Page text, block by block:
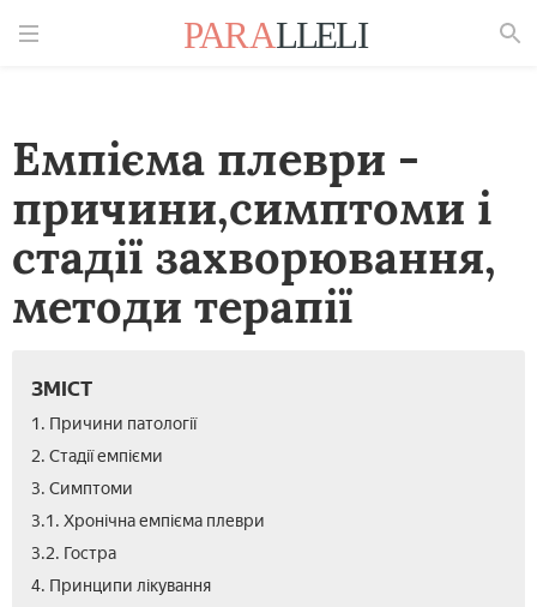
Емпієма плеври -
причини,симптоми і
стадії захворювання,
методи терапії
ЗМІСТ
1. Причини патології
2. Стадії емпієми
3. Симптоми
3.1. Хронічна емпієма плеври
3.2. Гостра
4. Принципи лікування